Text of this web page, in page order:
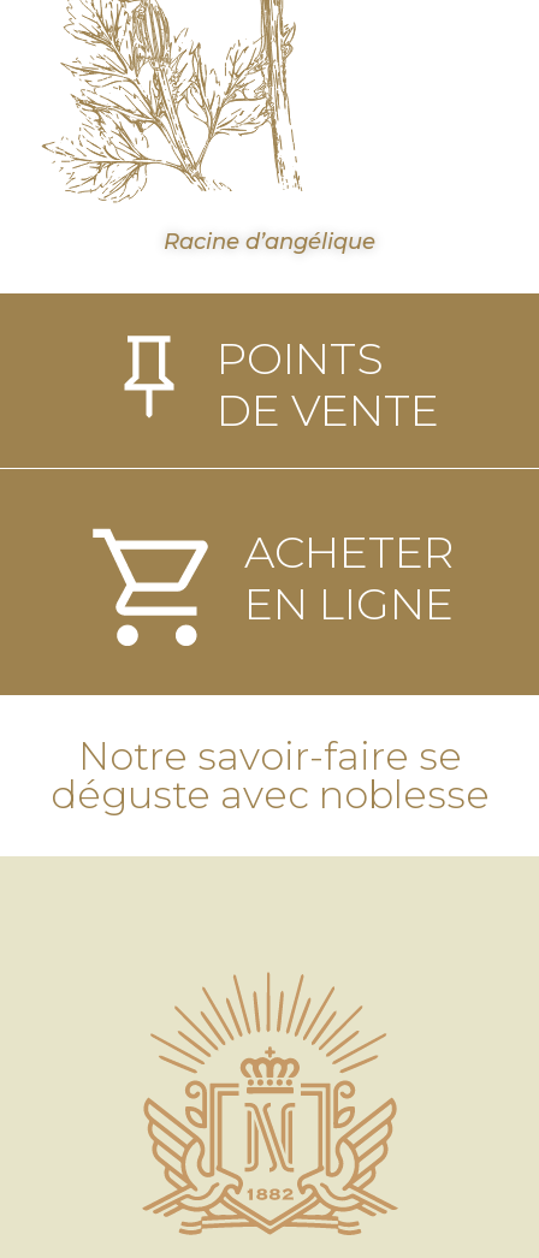
Racine d’angélique
POINTS
DE VENTE
ACHETER
EN LIGNE
Notre savoir-faire se
déguste avec noblesse